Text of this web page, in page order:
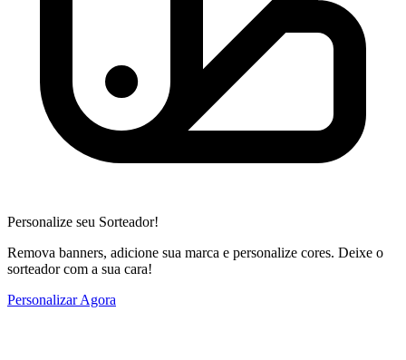
Personalize seu Sorteador!
Remova banners, adicione sua marca e personalize cores. Deixe o
sorteador com a sua cara!
Personalizar Agora